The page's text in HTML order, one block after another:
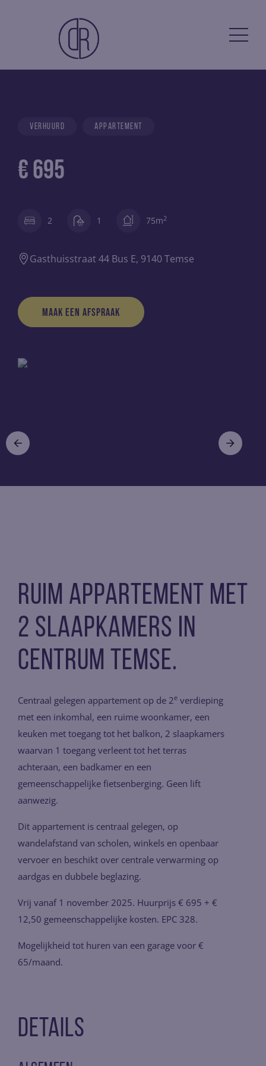
verhuurd appartement
€ 695
2 1 75m2
Gasthuisstraat 44 Bus E, 9140 Temse
Maak een afspraak
Ruim appartement met
2 slaapkamers in
centrum Temse.
Centraal gelegen appartement op de 2e verdieping
met een inkomhal, een ruime woonkamer, een
keuken met toegang tot het balkon, 2 slaapkamers
waarvan 1 toegang verleent tot het terras
achteraan, een badkamer en een
gemeenschappelijke fietsenberging. Geen lift
aanwezig.
Dit appartement is centraal gelegen, op
wandelafstand van scholen, winkels en openbaar
vervoer en beschikt over centrale verwarming op
aardgas en dubbele beglazing.
Vrij vanaf 1 november 2025. Huurprijs € 695 + €
12,50 gemeenschappelijke kosten. EPC 328.
Mogelijkheid tot huren van een garage voor €
65/maand.
Details